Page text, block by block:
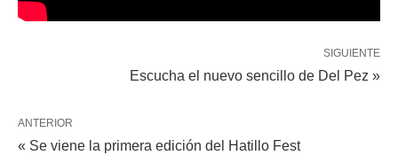
SIGUIENTE
Escucha el nuevo sencillo de Del Pez »
ANTERIOR
« Se viene la primera edición del Hatillo Fest